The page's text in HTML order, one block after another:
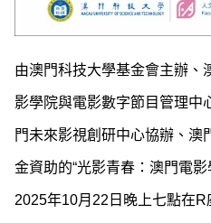
由澳門科技大學基金會主辦、
影學院與電影數字節目管理中
門未來影視創研中心協辦、澳
金資助的“光影青春：澳門電
2025年10月22日晚上七點在